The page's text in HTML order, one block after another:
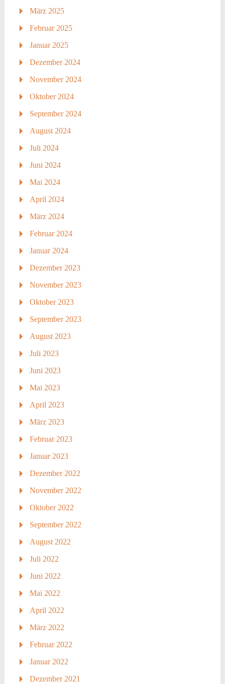
März 2025
Februar 2025
Januar 2025
Dezember 2024
November 2024
Oktober 2024
September 2024
August 2024
Juli 2024
Juni 2024
Mai 2024
April 2024
März 2024
Februar 2024
Januar 2024
Dezember 2023
November 2023
Oktober 2023
September 2023
August 2023
Juli 2023
Juni 2023
Mai 2023
April 2023
März 2023
Februar 2023
Januar 2023
Dezember 2022
November 2022
Oktober 2022
September 2022
August 2022
Juli 2022
Juni 2022
Mai 2022
April 2022
März 2022
Februar 2022
Januar 2022
Dezember 2021